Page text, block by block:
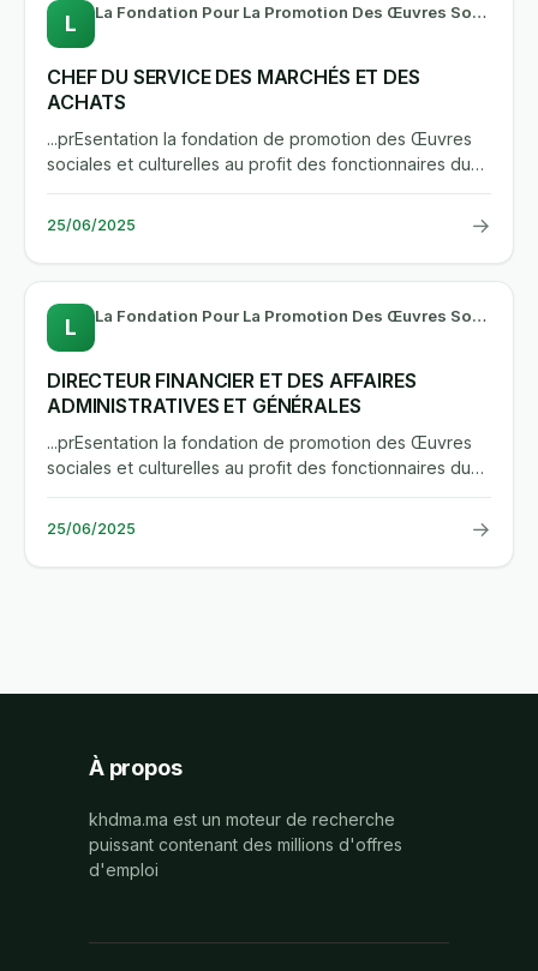
L La Fondation Pour La Promotion Des Œuvres Sociales Au Profit Des Fonctionnaires Du Département Des Eaux Et Forêts
CHEF DU SERVICE DES MARCHÉS ET DES
ACHATS
...prEsentation la fondation de promotion des Œuvres
sociales et culturelles au profit des fonctionnaires du
departement...
25/06/2025 →
L La Fondation Pour La Promotion Des Œuvres Sociales Au Profit Des Fonctionnaires Du Département Des Eaux Et Forêts
DIRECTEUR FINANCIER ET DES AFFAIRES
ADMINISTRATIVES ET GÉNÉRALES
...prEsentation la fondation de promotion des Œuvres
sociales et culturelles au profit des fonctionnaires du
departement...
25/06/2025 →
À propos
khdma.ma est un moteur de recherche
puissant contenant des millions d'offres
d'emploi